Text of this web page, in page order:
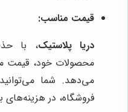
قیمت مناسب:
دریا پلاستیک، با
محصولات خود، قیمت
می‌دهد. شما می‌توانید
فروشگاه، در